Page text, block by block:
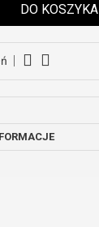
DO KOSZYKA